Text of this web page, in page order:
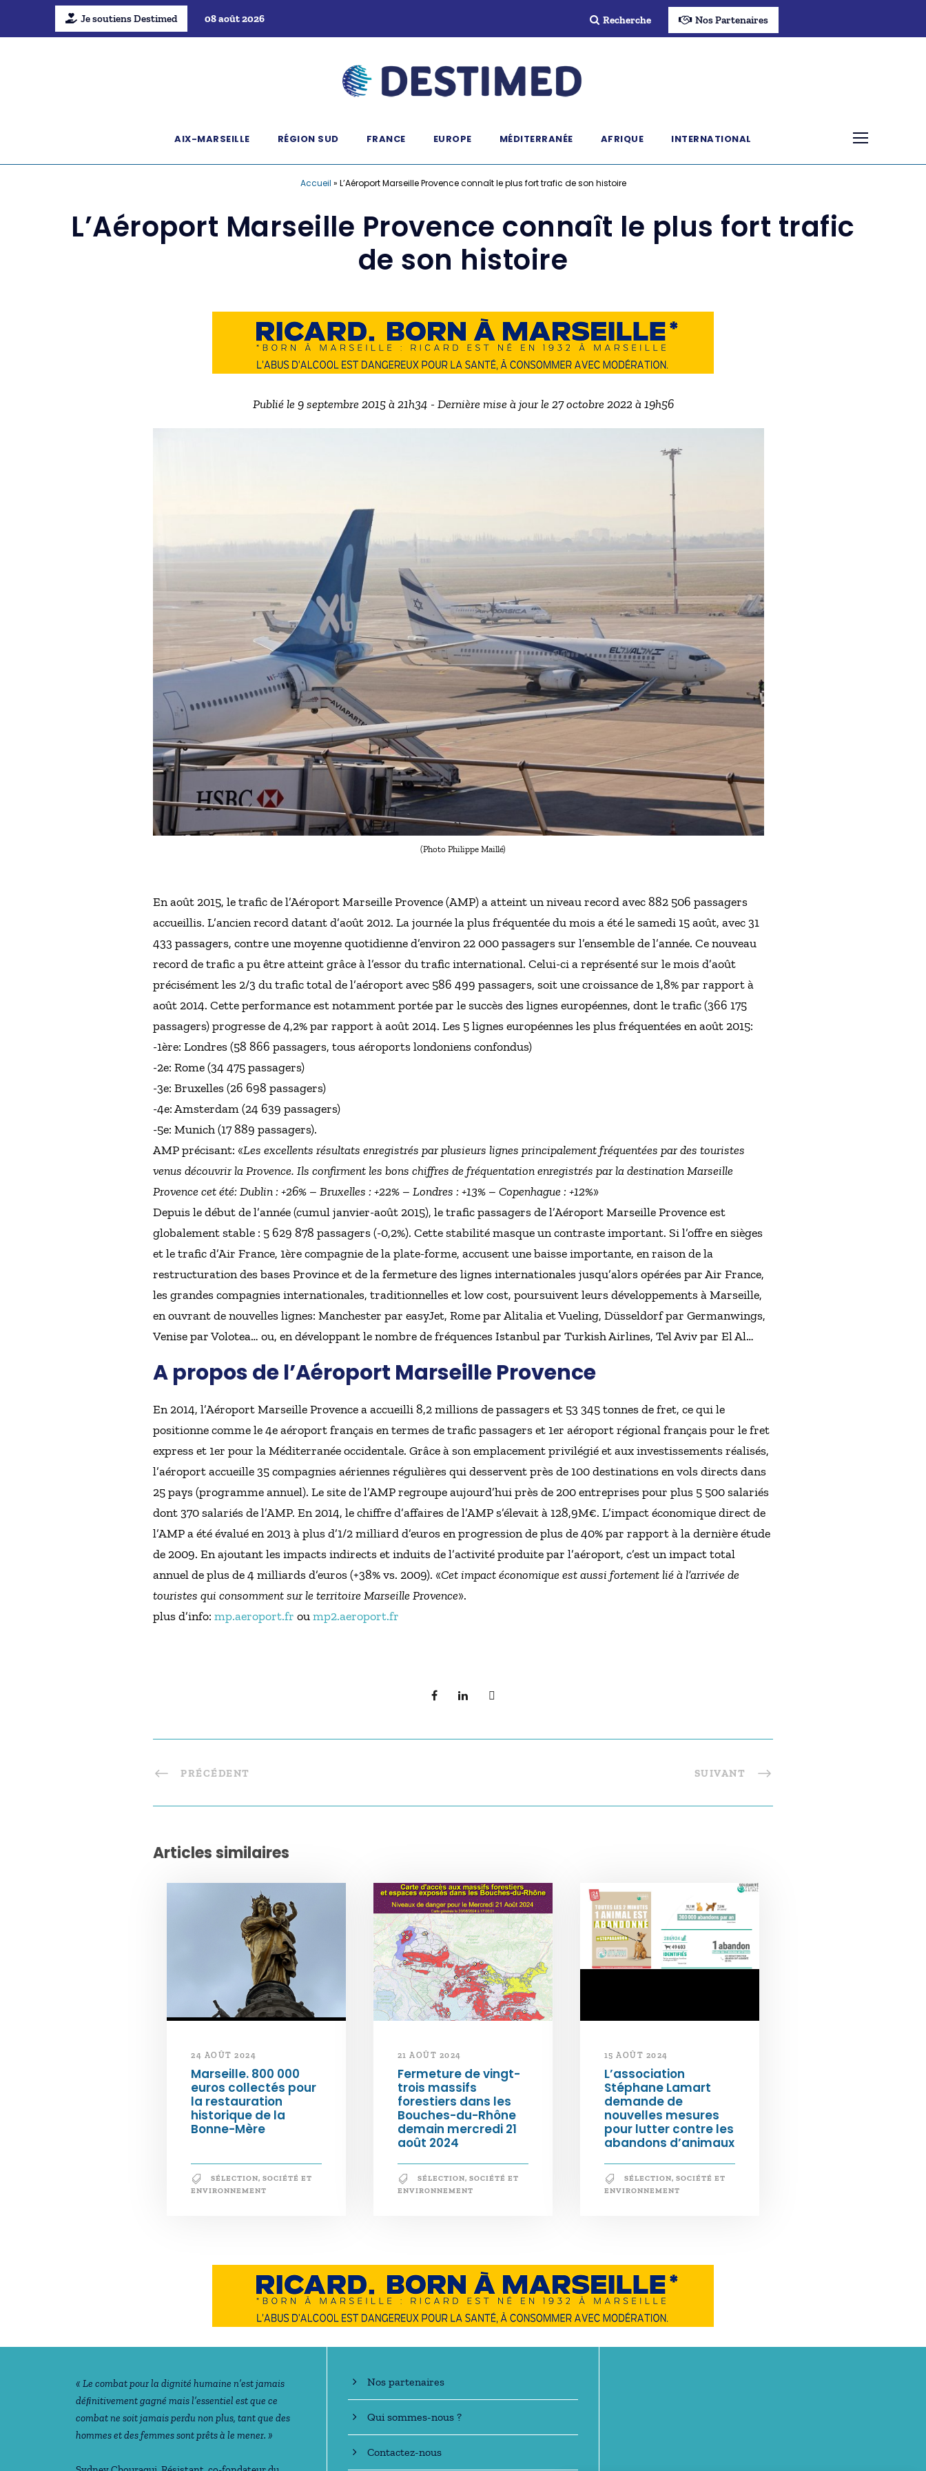
Je soutiens Destimed 08 août 2026 Recherche Nos Partenaires
AIX-MARSEILLE RÉGION SUD FRANCE EUROPE MÉDITERRANÉE AFRIQUE INTERNATIONAL
Accueil » L’Aéroport Marseille Provence connaît le plus fort trafic de son histoire
L’Aéroport Marseille Provence connaît le plus fort trafic
de son histoire
Publié le 9 septembre 2015 à 21h34 - Dernière mise à jour le 27 octobre 2022 à 19h56
(Photo Philippe Maillé)
En août 2015, le trafic de l’Aéroport Marseille Provence (AMP) a atteint un niveau record avec 882 506 passagers
accueillis. L’ancien record datant d’août 2012. La journée la plus fréquentée du mois a été le samedi 15 août, avec 31
433 passagers, contre une moyenne quotidienne d’environ 22 000 passagers sur l’ensemble de l’année. Ce nouveau
record de trafic a pu être atteint grâce à l’essor du trafic international. Celui-ci a représenté sur le mois d’août
précisément les 2/3 du trafic total de l’aéroport avec 586 499 passagers, soit une croissance de 1,8% par rapport à
août 2014. Cette performance est notamment portée par le succès des lignes européennes, dont le trafic (366 175
passagers) progresse de 4,2% par rapport à août 2014. Les 5 lignes européennes les plus fréquentées en août 2015:
-1ère: Londres (58 866 passagers, tous aéroports londoniens confondus)
-2e: Rome (34 475 passagers)
-3e: Bruxelles (26 698 passagers)
-4e: Amsterdam (24 639 passagers)
-5e: Munich (17 889 passagers).
AMP précisant: «Les excellents résultats enregistrés par plusieurs lignes principalement fréquentées par des touristes
venus découvrir la Provence. Ils confirment les bons chiffres de fréquentation enregistrés par la destination Marseille
Provence cet été: Dublin : +26% – Bruxelles : +22% – Londres : +13% – Copenhague : +12%»
Depuis le début de l’année (cumul janvier-août 2015), le trafic passagers de l’Aéroport Marseille Provence est
globalement stable : 5 629 878 passagers (-0,2%). Cette stabilité masque un contraste important. Si l’offre en sièges
et le trafic d’Air France, 1ère compagnie de la plate-forme, accusent une baisse importante, en raison de la
restructuration des bases Province et de la fermeture des lignes internationales jusqu’alors opérées par Air France,
les grandes compagnies internationales, traditionnelles et low cost, poursuivent leurs développements à Marseille,
en ouvrant de nouvelles lignes: Manchester par easyJet, Rome par Alitalia et Vueling, Düsseldorf par Germanwings,
Venise par Volotea… ou, en développant le nombre de fréquences Istanbul par Turkish Airlines, Tel Aviv par El Al…
A propos de l’Aéroport Marseille Provence
En 2014, l’Aéroport Marseille Provence a accueilli 8,2 millions de passagers et 53 345 tonnes de fret, ce qui le
positionne comme le 4e aéroport français en termes de trafic passagers et 1er aéroport régional français pour le fret
express et 1er pour la Méditerranée occidentale. Grâce à son emplacement privilégié et aux investissements réalisés,
l’aéroport accueille 35 compagnies aériennes régulières qui desservent près de 100 destinations en vols directs dans
25 pays (programme annuel). Le site de l’AMP regroupe aujourd’hui près de 200 entreprises pour plus 5 500 salariés
dont 370 salariés de l’AMP. En 2014, le chiffre d’affaires de l’AMP s’élevait à 128,9M€. L’impact économique direct de
l’AMP a été évalué en 2013 à plus d’1/2 milliard d’euros en progression de plus de 40% par rapport à la dernière étude
de 2009. En ajoutant les impacts indirects et induits de l’activité produite par l’aéroport, c’est un impact total
annuel de plus de 4 milliards d’euros (+38% vs. 2009). «Cet impact économique est aussi fortement lié à l’arrivée de
touristes qui consomment sur le territoire Marseille Provence».
plus d’info: mp.aeroport.fr oump2.aeroport.fr
PRÉCÉDENT SUIVANT
Articles similaires
24 AOÛT 2024
Marseille. 800 000
euros collectés pour
la restauration
historique de la
Bonne-Mère
SÉLECTION, SOCIÉTÉ ET
ENVIRONNEMENT
21 AOÛT 2024
Fermeture de vingt-
trois massifs
forestiers dans les
Bouches-du-Rhône
demain mercredi 21
août 2024
SÉLECTION, SOCIÉTÉ ET
ENVIRONNEMENT
15 AOÛT 2024
L’association
Stéphane Lamart
demande de
nouvelles mesures
pour lutter contre les
abandons d’animaux
SÉLECTION, SOCIÉTÉ ET
ENVIRONNEMENT
Notre philosophie
« Le combat pour la dignité humaine n’est jamais
déﬁnitivement gagné mais l’essentiel est que ce
combat ne soit jamais perdu non plus, tant que des
hommes et des femmes sont prêts à le mener. »
En savoir +
Nos partenaires
Qui sommes-nous ?
Contactez-nous